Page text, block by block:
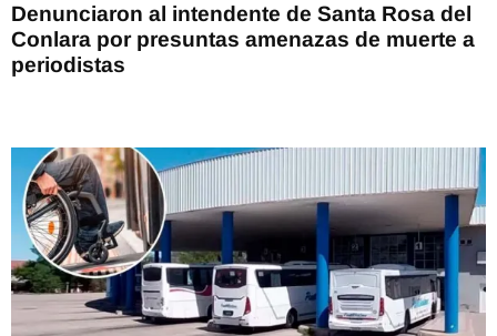
Denunciaron al intendente de Santa Rosa del
Conlara por presuntas amenazas de muerte a
periodistas